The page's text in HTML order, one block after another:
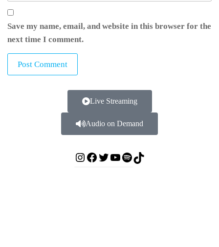
Save my name, email, and website in this browser for the
next time I comment.
Live Streaming
Audio on Demand